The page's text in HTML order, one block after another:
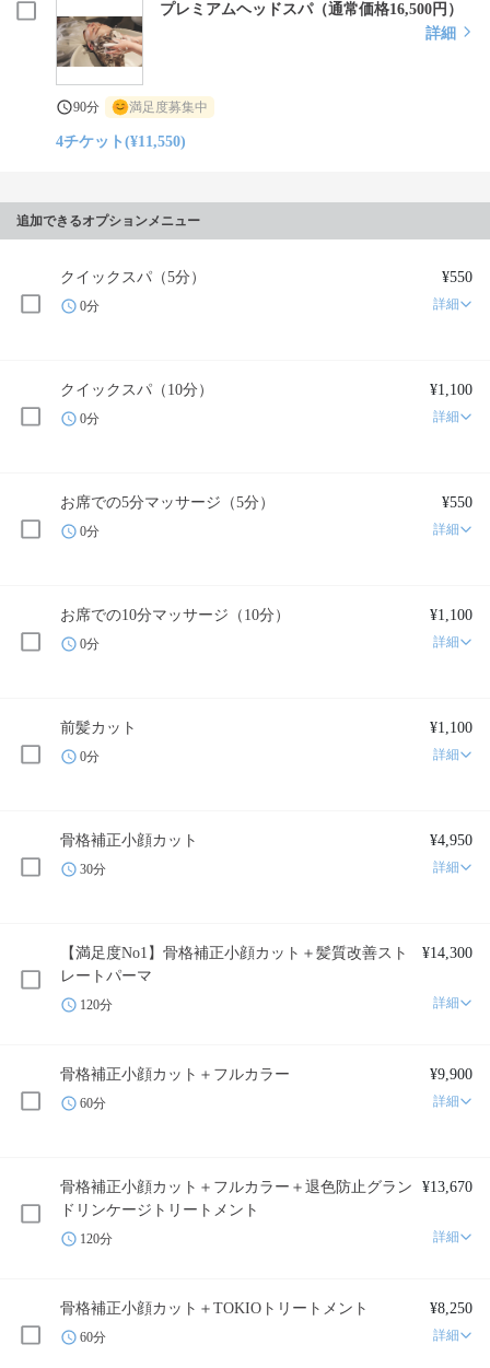
プレミアムヘッドスパ（通常価格16,500円）
詳細
90分 満足度募集中
4チケット(¥11,550)
追加できるオプションメニュー
クイックスパ（5分） ¥550
0分 詳細
クイックスパ（10分） ¥1,100
0分 詳細
お席での5分マッサージ（5分） ¥550
0分 詳細
お席での10分マッサージ（10分） ¥1,100
0分 詳細
前髪カット ¥1,100
0分 詳細
骨格補正小顔カット ¥4,950
30分 詳細
【満足度No1】骨格補正小顔カット＋髪質改善スト
レートパーマ
¥14,300
120分 詳細
骨格補正小顔カット＋フルカラー ¥9,900
60分 詳細
骨格補正小顔カット＋フルカラー＋退色防止グラン
ドリンケージトリートメント
¥13,670
120分 詳細
骨格補正小顔カット＋TOKIOトリートメント ¥8,250
60分 詳細